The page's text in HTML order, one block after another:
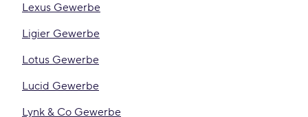
Lexus Gewerbe
Ligier Gewerbe
Lotus Gewerbe
Lucid Gewerbe
Lynk & Co Gewerbe